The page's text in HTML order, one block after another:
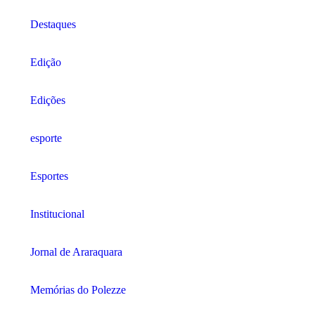
Destaques
Edição
Edições
esporte
Esportes
Institucional
Jornal de Araraquara
Memórias do Polezze